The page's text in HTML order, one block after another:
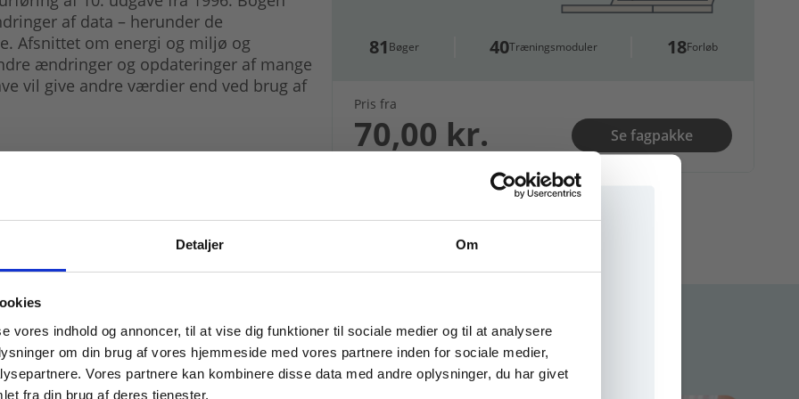
Detaljer Om
vores indhold og annoncer, til at vise dig funktioner til sociale medier og til at analysere
om din brug af vores hjemmeside med vores partnere inden for sociale medier,
Vores partnere kan kombinere disse data med andre oplysninger, du har givet
fra din brug af deres tjenester.
81 Bøger 40Træningsmoduler 18Forløb
Pris fra
70,00 kr. Se fagpakke
af data – herunder de
Afsnittet om energi og miljø og
ændringer og opdateringer af mange
vil give andre værdier end ved brug af
med en fagpakke
mm.
Tilgå dine onlinematerialer